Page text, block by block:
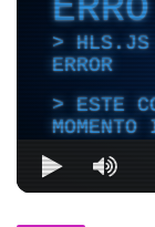
HLS.JS
ERROR
ESTE